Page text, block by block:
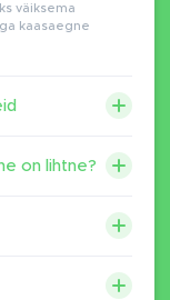
väiksema
kaasaegne
on lihtne?